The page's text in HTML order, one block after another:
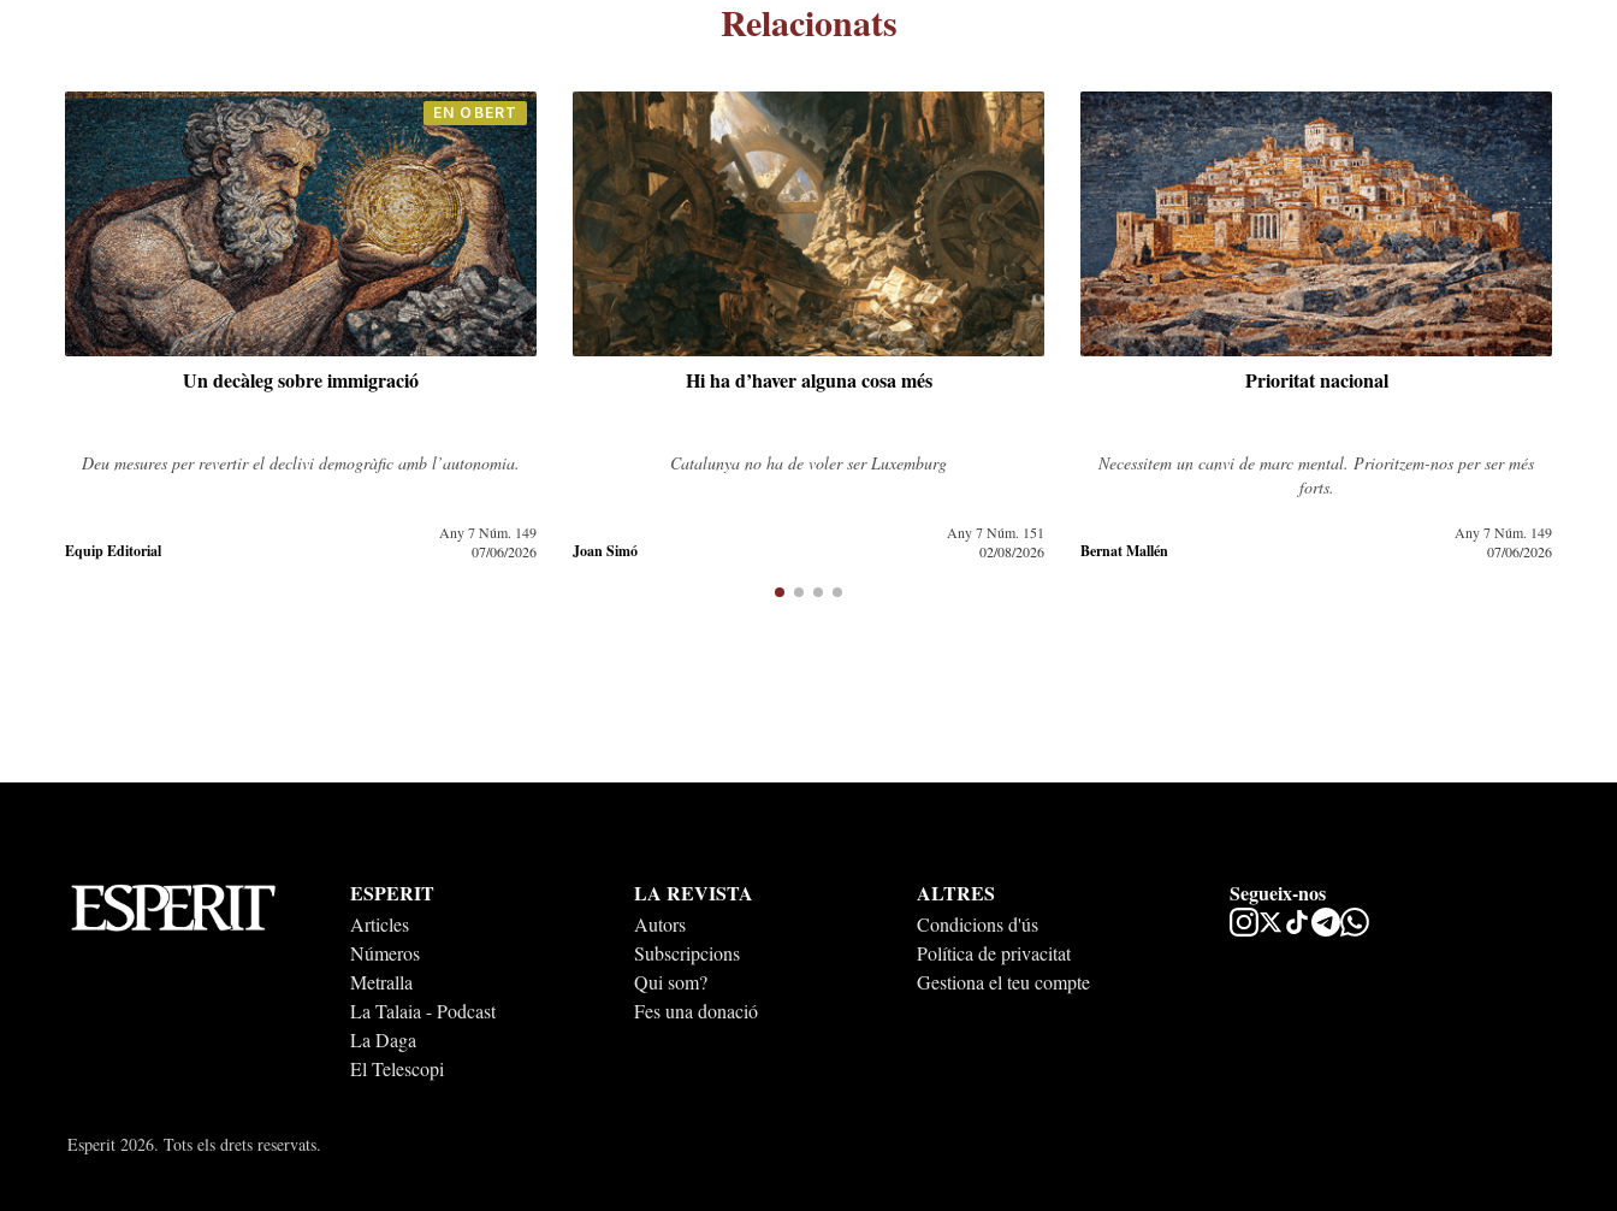
Relacionats
EN OBERT
Un decàleg sobre immigració
Deu mesures per revertir el declivi demogràfic amb l’autonomia.
Equip Editorial
Any 7 Núm. 149
07/06/2026
Hi ha d’haver alguna cosa més
Catalunya no ha de voler ser Luxemburg
Joan Simó
Any 7 Núm. 151
02/08/2026
Prioritat nacional
Necessitem un canvi de marc mental. Prioritzem-nos per ser més
forts.
Bernat Mallén
Any 7 Núm. 149
07/06/2026
ESPERIT
Articles
Números
Metralla
La Talaia - Podcast
La Daga
El Telescopi
LA REVISTA
Autors
Subscripcions
Qui som?
Fes una donació
ALTRES
Condicions d'ús
Política de privacitat
Gestiona el teu compte
Segueix-nos
Esperit 2026. Tots els drets reservats.